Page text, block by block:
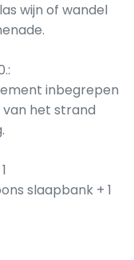
wijn of wandel
inbegrepen
van het strand
slaapbank + 1